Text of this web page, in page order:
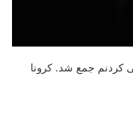
کردنم جمع شد. کرونا